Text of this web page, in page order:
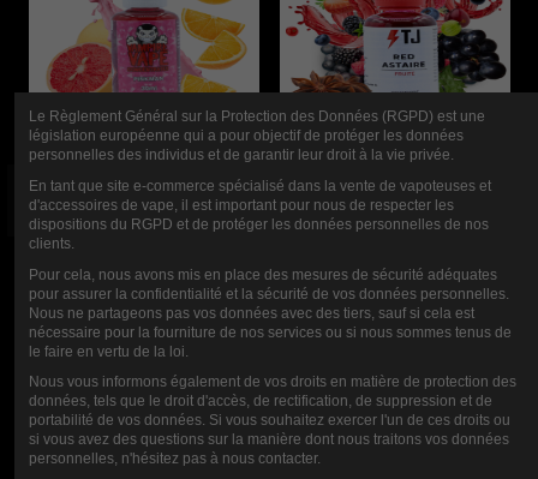
PINKMAN
KONZENTRAT
VAMPIRE VAPE
30ML
10,50 €
AROMA RED
ASTAIRE 30ML
T-JUICE
11,00 €
Le Règlement Général sur la Protection des Données (RGPD) est une
législation européenne qui a pour objectif de protéger les données
personnelles des individus et de garantir leur droit à la vie privée.
En tant que site e-commerce spécialisé dans la vente de vapoteuses et
d'accessoires de vape, il est important pour nous de respecter les
dispositions du RGPD et de protéger les données personnelles de nos
clients.
Pour cela, nous avons mis en place des mesures de sécurité adéquates
pour assurer la confidentialité et la sécurité de vos données personnelles.
Nous ne partageons pas vos données avec des tiers, sauf si cela est
nécessaire pour la fourniture de nos services ou si nous sommes tenus de
le faire en vertu de la loi.
Nous vous informons également de vos droits en matière de protection des
données, tels que le droit d'accès, de rectification, de suppression et de
portabilité de vos données. Si vous souhaitez exercer l'un de ces droits ou
si vous avez des questions sur la manière dont nous traitons vos données
personnelles, n'hésitez pas à nous contacter.